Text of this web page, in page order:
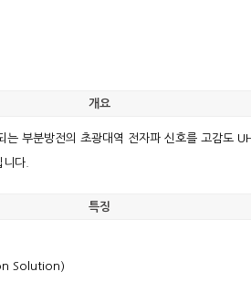
개요
부분방전의 초광대역 전자파 신호를 고감도
다.
특징
Solution)